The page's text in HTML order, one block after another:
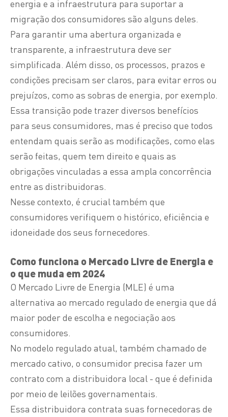
energia e a infraestrutura para suportar a
migração dos consumidores são alguns deles.
Para garantir uma abertura organizada e
transparente, a infraestrutura deve ser
simplificada. Além disso, os processos, prazos e
condições precisam ser claros, para evitar erros ou
prejuízos, como as sobras de energia, por exemplo.
Essa transição pode trazer diversos benefícios
para seus consumidores, mas é preciso que todos
entendam quais serão as modificações, como elas
serão feitas, quem tem direito e quais as
obrigações vinculadas a essa ampla concorrência
entre as distribuidoras.
Nesse contexto, é crucial também que
consumidores verifiquem o histórico, eficiência e
idoneidade dos seus fornecedores.
Como funciona o Mercado Livre de Energia e
o que muda em 2024
O Mercado Livre de Energia (MLE) é uma
alternativa ao mercado regulado de energia que dá
maior poder de escolha e negociação aos
consumidores.
No modelo regulado atual, também chamado de
mercado cativo, o consumidor precisa fazer um
contrato com a distribuidora local - que é definida
por meio de leilões governamentais.
Essa distribuidora contrata suas fornecedoras de